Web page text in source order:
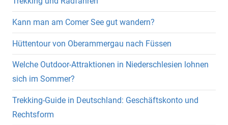
Kann man am Comer See gut wandern?
Hüttentour von Oberammergau nach Füssen
Welche Outdoor-Attraktionen in Niederschlesien lohnen
sich im Sommer?
Trekking-Guide in Deutschland: Geschäftskonto und
Rechtsform